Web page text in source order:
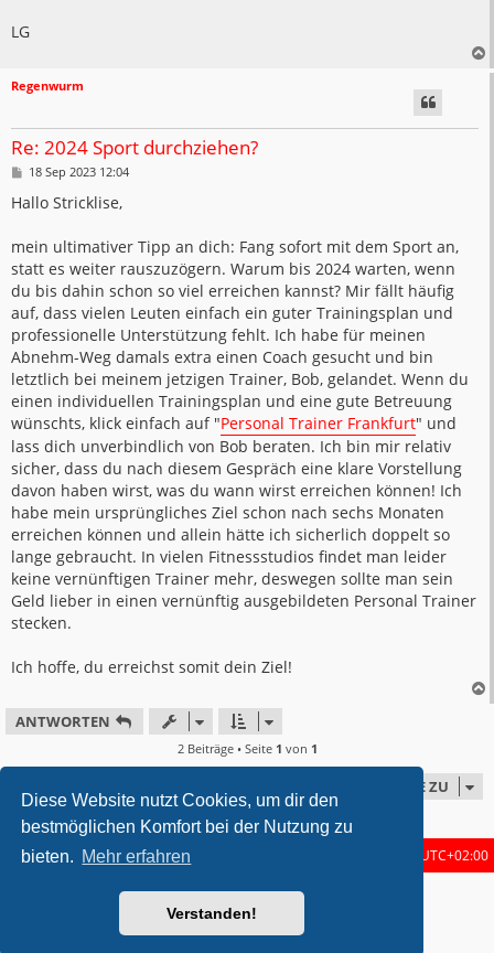
Diese Website nutzt Cookies, um dir den
bestmöglichen Komfort bei der Nutzung zu
bieten. Mehr erfahren
Verstanden!
LG
Regenwurm
Re: 2024 Sport durchziehen?
B
i
t
a
g
18 Sep 2023 12:04
Hallo Stricklise,
mein ultimativer Tipp an dich: Fang sofort mit dem Sport an,
statt es weiter rauszuzögern. Warum bis 2024 warten, wenn
du bis dahin schon so viel erreichen kannst? Mir fällt häufig
auf, dass vielen Leuten einfach ein guter Trainingsplan und
professionelle Unterstützung fehlt. Ich habe für meinen
Abnehm-Weg damals extra einen Coach gesucht und bin
letztlich bei meinem jetzigen Trainer, Bob, gelandet. Wenn du
einen individuellen Trainingsplan und eine gute Betreuung
wünschts, klick einfach auf "Personal Trainer Frankfurt" und
lass dich unverbindlich von Bob beraten. Ich bin mir relativ
sicher, dass du nach diesem Gespräch eine klare Vorstellung
davon haben wirst, was du wann wirst erreichen können! Ich
habe mein ursprüngliches Ziel schon nach sechs Monaten
erreichen können und allein hätte ich sicherlich doppelt so
lange gebraucht. In vielen Fitnessstudios findet man leider
keine vernünftigen Trainer mehr, deswegen sollte man sein
Geld lieber in einen vernünftig ausgebildeten Personal Trainer
stecken.
Ich hoffe, du erreichst somit dein Ziel!
ANTWORTEN
2 Beiträge • Seite 1 von 1
GEHE ZU
Startseite Foren-Übersicht UTC+02:00
metrolike style byEric SeguinUpdated for phpBB3.2 by
Powered byphpBB® Forum Software © phpBB Limited
Deutsche Übersetzung durchphpBB.de